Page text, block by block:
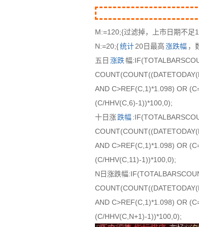
M:=120;{过滤掉，上市日期不足
N:=20;{统计20日最高涨跌幅 ，
五日 涨跌幅
AND C>REF(C,1)*1.098) OR
(C/HHV(C,6)-1))*100,0);
十日涨跌幅
AND C>REF(C,1)*1.098) OR
(C/HHV(C,11)-1))*100,0);
N日涨跌幅
AND C>REF(C,1)*1.098) OR
(C/HHV(C,N+1)-1))*100,0);